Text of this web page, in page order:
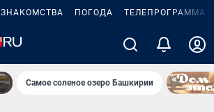
ЗНАКОМСТВА ПОГОДА ТЕЛЕПРОГРАММА
Самое соленое озеро Башкирии